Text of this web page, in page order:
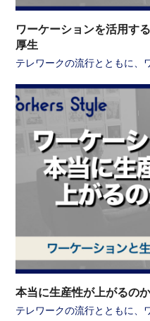
ワーケーションを活用す
厚生
テレワークの流行とともに、
本当に生産性が上がるの
テレワークの流行とともに、